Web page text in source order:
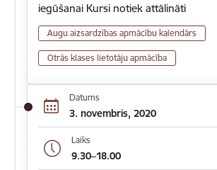
iegūšanai Kursi notiek attālināti
Augu aizsardzības apmācību kalendārs
Otrās klases lietotāju apmācība
Datums
3. novembris, 2020
Laiks
9.30–18.00